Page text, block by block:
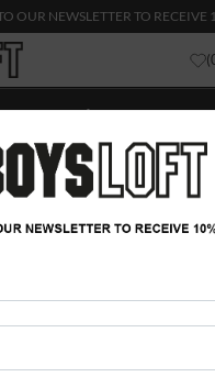
OUR NEWSLETTER TO RECEIVE
(
Jeans